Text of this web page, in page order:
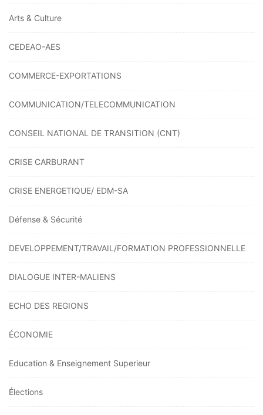
Arts & Culture
CEDEAO-AES
COMMERCE-EXPORTATIONS
COMMUNICATION/TELECOMMUNICATION
CONSEIL NATIONAL DE TRANSITION (CNT)
CRISE CARBURANT
CRISE ENERGETIQUE/ EDM-SA
Défense & Sécurité
DEVELOPPEMENT/TRAVAIL/FORMATION PROFESSIONNELLE
DIALOGUE INTER-MALIENS
ECHO DES REGIONS
ÉCONOMIE
Education & Enseignement Superieur
Élections